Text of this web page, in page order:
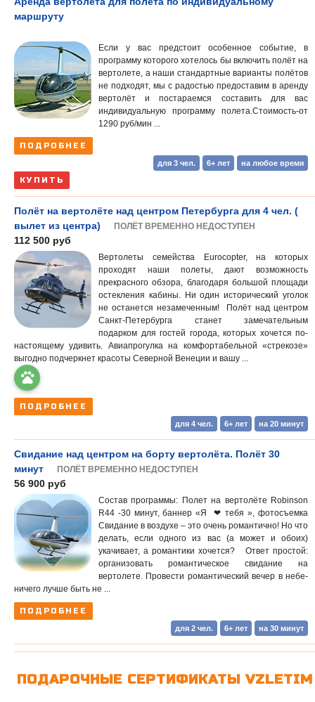
маршруту
Если у вас предстоит особенное событие, в
программу которого хотелось бы включить полёт на
вертолете, а наши стандартные варианты полётов
не подходят, мы с радостью предоставим в аренду
вертолёт и постараемся составить для вас
индивидуальную программу полета.Стоимость-от
1290 руб/мин ...
ПОДРОБНЕЕ
для 3 чел. 6+ лет на любое время
КУПИТЬ
Полёт на вертолёте над центром Петербурга для 4 чел. (
вылет из центра)
ПОЛЁТ ВРЕМЕННО НЕДОСТУПЕН
112 500 руб
Вертолеты семейства Eurocopter, на которых
проходят наши полеты, дают возможность
прекрасного обзора, благодаря большой площади
остекления кабины. Ни один исторический уголок
не останется незамеченным! Полёт над центром
Санкт-Петербурга станет замечательным
подарком для гостей города, которых хочется по-
настоящему удивить. Авиапрогулка на комфортабельной «стрекозе»
выгодно подчеркнет красоты Северной Венеции и вашу ...
pets
ПОДРОБНЕЕ
для 4 чел. 6+ лет на 20 минут
Свидание над центром на борту вертолёта. Полёт 30
минут
ПОЛЁТ ВРЕМЕННО НЕДОСТУПЕН
56 900 руб
Состав программы: Полет на вертолёте Robinson
R44 -30 минут, баннер «Я ❤ тебя », фотосъемка
Свидание в воздухе – это очень романтично! Но что
делать, если одного из вас (а может и обоих)
укачивает, а романтики хочется? Ответ простой:
организовать романтическое свидание на
вертолете. Провести романтический вечер в небе-
ничего лучше быть не ...
ПОДРОБНЕЕ
для 2 чел. 6+ лет на 30 минут
ПОДАРОЧНЫЕ СЕРТИФИКАТЫ VZLETIM